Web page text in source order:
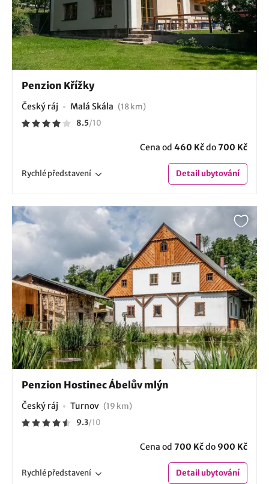
Penzion Křížky
Český ráj Malá Skála (18 km)
8.5/10
Cena od 460 Kčdo700 Kč
Rychlépředstavení Detailubytování
Penzion Hostinec Ábelův mlýn
Český ráj Turnov (19 km)
9.3/10
Cena od 700 Kčdo 900 Kč
Rychlépředstavení Detailubytování